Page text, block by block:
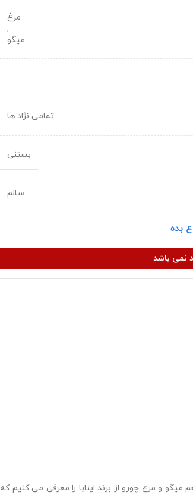
مرغ
,
میگو
تمامی نژاد ها
بستنی
سالم
بده
نمی باشد
و مرغ چورو از برند اینابا را معرفی می کنیم که